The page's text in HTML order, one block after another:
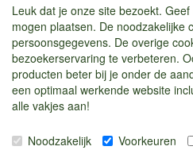
Einsteinstraat 52
1433 BG Kudelstaart
info@kamperenenzo.nl
Tel : 06 125 82 112
Handelend onder
KvK nummer : 70477329
Leuk dat je onze site bezoekt.
mogen plaatsen. De noodzakelijke
persoonsgegevens. De overige
bezoekerservaring te verbeteren.
producten beter bij je onder de
een optimaal werkende website
alle vakjes aan!
Noodzakelijk Voorkeuren